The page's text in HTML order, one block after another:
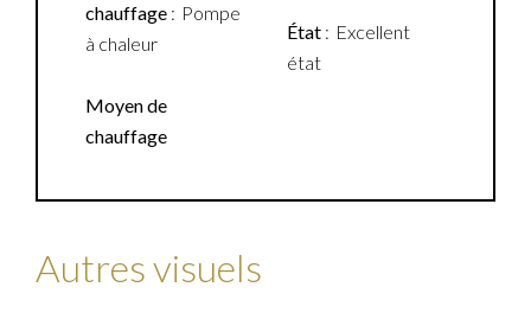
chauffage
Pompe
à chaleur
Moyen de
chauffage
État
Excellent
état
Autres visuels